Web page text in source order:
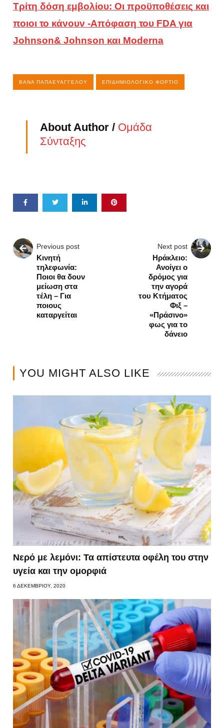
Τρίτη δόση εμβολίου: Οι προϋποθέσεις και
ποιοι το κάνουν -Απόφαση του FDA για
Johnson& Johnson και Moderna
ΒΆΝΑ ΠΑΠΑΕΥΑΓΓΈΛΟΥ ΕΠΙΔΗΜΙΟΛΟΓΙΚΌ ΦΟΡΤΊΟ
About Author / Ομάδα
Σύνταξης
Previous post
Κινητή
τηλεφωνία:
Ποιοι θα δουν
μείωση στα
τέλη – Για
ποιους
καταργείται
Next post
Ηράκλειο:
Ανοίγει ο
δρόμος για
την αγορά
του Κτήματος
Φιξ –
«Πράσινο»
φως για το
δάνειο
YOU MIGHT ALSO LIKE
Νερό με λεμόνι: Τα απίστευτα οφέλη του στην
υγεία και την ομορφιά
6 ΔΕΚΕΜΒΡΊΟΥ, 2020